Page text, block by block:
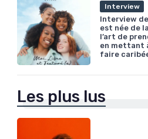
Interview
Interview
est née de
l’art de
en mettant
faire
Les plus lus